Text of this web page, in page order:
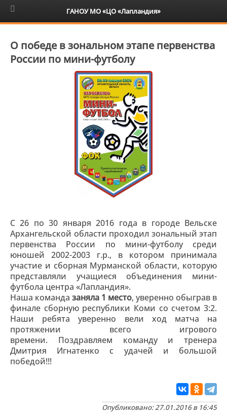
6+
О победе в зональном этапе первенства
России по мини-футболу
C 26 по 30 января 2016 года в городе Вельске
Архангельской области проходил зональный этап
первенства России по мини-футболу среди
юношей 2002-2003 г.р., в котором принимала
участие и сборная Мурманской области, которую
представляли учащиеся объединения мини-
футбола центра «Лапландия».
Наша команда заняла 1 место, уверенно обыграв в
финале сборную республики Коми со счетом 3:2.
Наши ребята уверенно вели ход матча на
протяжении всего игрового
времени. Поздравляем команду и тренера
Дмитрия Игнатенко с удачей и большой
победой!!!
Опубликовано: 27.01.2016 в 16:45
ГАНОУ МО «ЦО «Лапландия»